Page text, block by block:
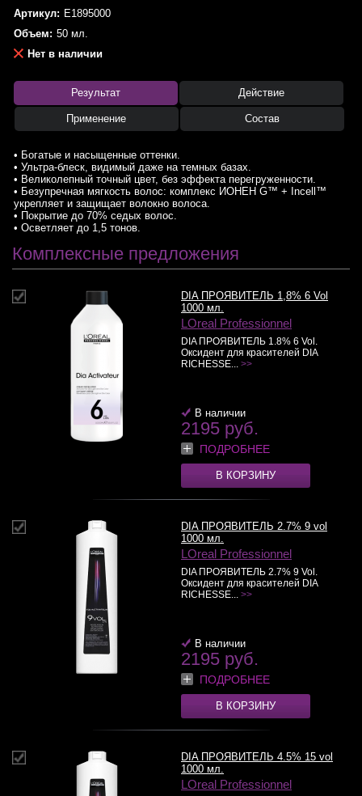
Артикул: E1895000
Объем: 50 мл.
Нет в наличии
Результат Действие
Применение Состав
• Богатые и насыщенные оттенки.
• Ультра-блеск, видимый даже на темных базах.
• Великолепный точный цвет, без эффекта перегруженности.
• Безупречная мягкость волос: комплекс ИОНЕН G™ + Incell™
укрепляет и защищает волокно волоса.
• Покрытие до 70% седых волос.
• Осветляет до 1,5 тонов.
Комплексные предложения
DIA ПРОЯВИТЕЛЬ 1,8% 6 Vol
1000 мл.
LOreal Professionnel
DIA ПРОЯВИТЕЛЬ 1.8% 6 Vol.
Оксидент для красителей DIA
RICHESSE... >>
В наличии
2195 руб.
ПОДРОБНЕЕ
В КОРЗИНУ
DIA ПРОЯВИТЕЛЬ 2.7% 9 vol
1000 мл.
LOreal Professionnel
DIA ПРОЯВИТЕЛЬ 2.7% 9 Vol.
Оксидент для красителей DIA
RICHESSE... >>
В наличии
2195 руб.
ПОДРОБНЕЕ
В КОРЗИНУ
DIA ПРОЯВИТЕЛЬ 4.5% 15 vol
1000 мл.
LOreal Professionnel